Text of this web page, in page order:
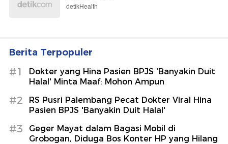
detikHealth
Berita Terpopuler
#1
Dokter yang Hina Pasien BPJS 'Banyakin Duit
Halal' Minta Maaf: Mohon Ampun
#2
RS Pusri Palembang Pecat Dokter Viral Hina
Pasien BPJS 'Banyakin Duit Halal'
#3
Geger Mayat dalam Bagasi Mobil di
Grobogan, Diduga Bos Konter HP yang Hilang